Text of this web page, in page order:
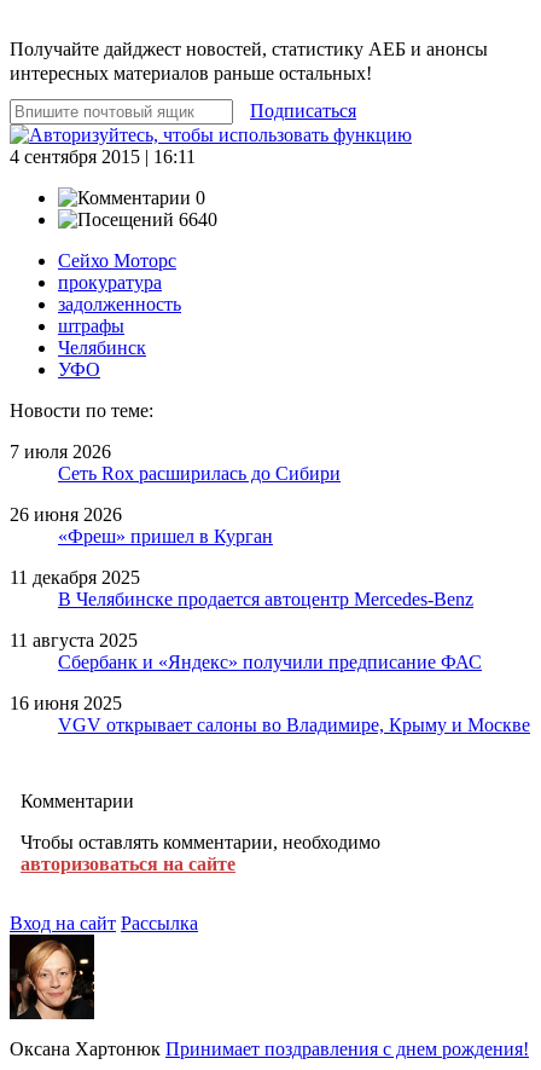
Получайте дайджест новостей, статистику АЕБ и анонсы
интересных материалов раньше остальных!
Подписаться
4 сентября 2015 | 16:11
0
6640
Сейхо Моторс
прокуратура
задолженность
штрафы
Челябинск
УФО
Новости по теме:
7 июля 2026
Сеть Rox расширилась до Сибири
26 июня 2026
«Фреш» пришел в Курган
11 декабря 2025
В Челябинске продается автоцентр Mercedes-Benz
11 августа 2025
Сбербанк и «Яндекс» получили предписание ФАС
16 июня 2025
VGV открывает салоны во Владимире, Крыму и Москве
Комментарии
Чтобы оставлять комментарии, необходимо
авторизоваться на сайте
Вход на сайт Рассылка
Оксана Хартонюк Принимает поздравления с днем рождения!